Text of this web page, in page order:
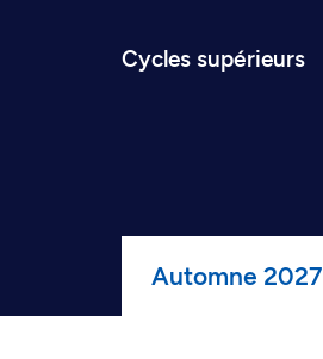
Cycles supérieurs
Automne 2027